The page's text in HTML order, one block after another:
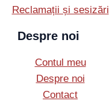
Reclamații și sesizări
Despre noi
Contul meu
Despre noi
Contact